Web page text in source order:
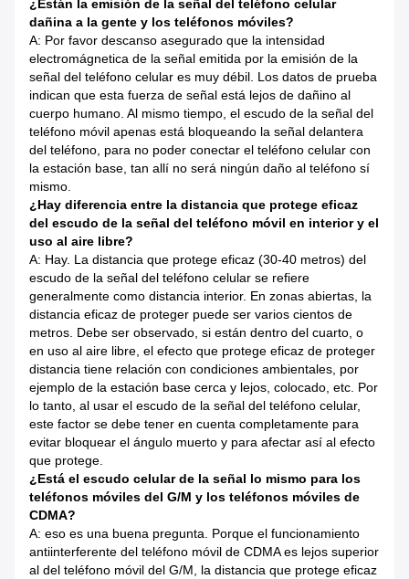
¿Están la emisión de la señal del teléfono celular
dañina a la gente y los teléfonos móviles?
A: Por favor descanso asegurado que la intensidad
electromágnetica de la señal emitida por la emisión de la
señal del teléfono celular es muy débil. Los datos de prueba
indican que esta fuerza de señal está lejos de dañino al
cuerpo humano. Al mismo tiempo, el escudo de la señal del
teléfono móvil apenas está bloqueando la señal delantera
del teléfono, para no poder conectar el teléfono celular con
la estación base, tan allí no será ningún daño al teléfono sí
mismo.
¿Hay diferencia entre la distancia que protege eficaz
del escudo de la señal del teléfono móvil en interior y el
uso al aire libre?
A: Hay. La distancia que protege eficaz (30-40 metros) del
escudo de la señal del teléfono celular se refiere
generalmente como distancia interior. En zonas abiertas, la
distancia eficaz de proteger puede ser varios cientos de
metros. Debe ser observado, si están dentro del cuarto, o
en uso al aire libre, el efecto que protege eficaz de proteger
distancia tiene relación con condiciones ambientales, por
ejemplo de la estación base cerca y lejos, colocado, etc. Por
lo tanto, al usar el escudo de la señal del teléfono celular,
este factor se debe tener en cuenta completamente para
evitar bloquear el ángulo muerto y para afectar así al efecto
que protege.
¿Está el escudo celular de la señal lo mismo para los
teléfonos móviles del G/M y los teléfonos móviles de
CDMA?
A: eso es una buena pregunta. Porque el funcionamiento
antiinterferente del teléfono móvil de CDMA es lejos superior
al del teléfono móvil del G/M, la distancia que protege eficaz